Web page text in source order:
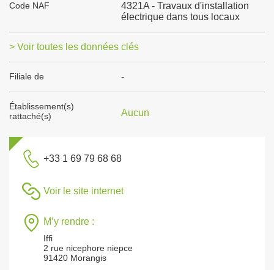
Code NAF
4321A - Travaux d'installation
électrique dans tous locaux
> Voir toutes les données clés
Filiale de -
Établissement(s)
rattaché(s)
Aucun
+33 1 69 79 68 68
Voir le site internet
M’y rendre :
Iffi
2 rue nicephore niepce
91420 Morangis